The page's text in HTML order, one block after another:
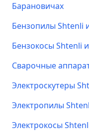
Барановичах
Бензопилы Shtenli
Бензокосы Shtenli
Сварочные
Электроскутеры
Электропилы
Электрокосы